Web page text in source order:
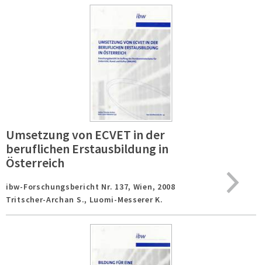
Umsetzung von ECVET in der
beruflichen Erstausbildung in
Österreich
ibw-Forschungsbericht Nr. 137, Wien, 2008
Tritscher-Archan S., Luomi-Messerer K.